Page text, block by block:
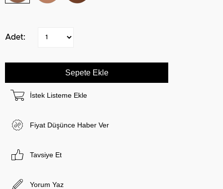
İstek Listeme Ekle
Fiyat Düşünce Haber Ver
Tavsiye Et
Yorum Yaz